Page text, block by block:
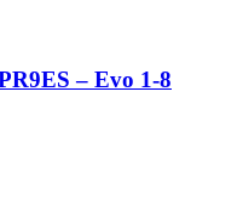
– Evo 1-8